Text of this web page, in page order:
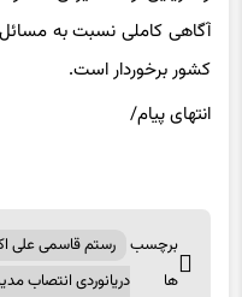
آگاهی کاملی نسبت به
کشور برخوردار است.
انتهای پیام/
برچسب
ها
رستم قاسمی علی
دریانوردی انتصاب